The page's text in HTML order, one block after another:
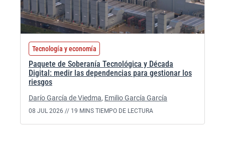
Tecnología y economía
Paquete de Soberanía Tecnológica y Década
Digital: medir las dependencias para gestionar los
riesgos
Darío García de Viedma, Emilio García García
08 JUL 2026 // 19 MINS TIEMPO DE LECTURA